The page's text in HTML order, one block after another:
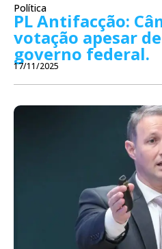
Política
PL Antifacção:
votação apesar
governo federal.
17/11/2025